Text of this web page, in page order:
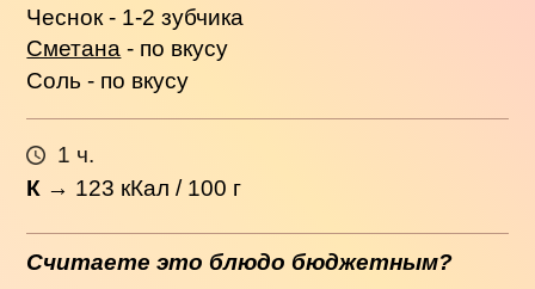
Чеснок - 1-2 зубчика
Сметана - по вкусу
Соль - по вкусу
1 ч.
К → 123 кКал / 100 г
Считаете это блюдо бюджетным?